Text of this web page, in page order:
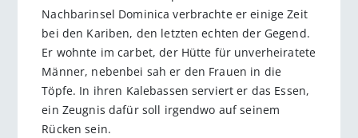
Nachbarinsel Dominica verbrachte er einige Zeit
bei den Kariben, den letzten echten der Gegend.
Er wohnte im carbet, der Hütte für unverheiratete
Männer, nebenbei sah er den Frauen in die
Töpfe. In ihren Kalebassen serviert er das Essen,
ein Zeugnis dafür soll irgendwo auf seinem
Rücken sein.